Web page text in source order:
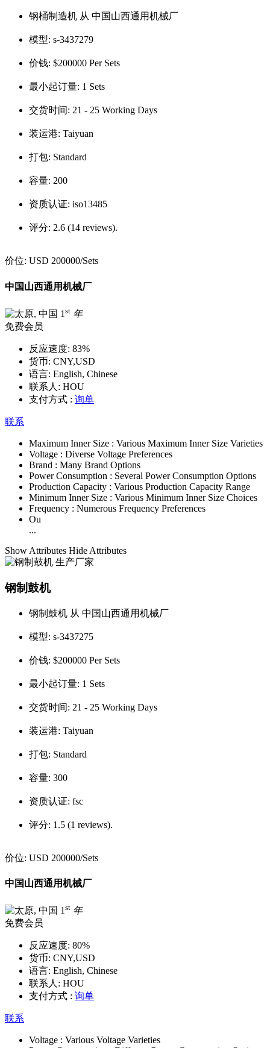
钢桶制造机 从 中国山西通用机械厂
模型: s-3437279
价钱: $200000 Per Sets
最小起订量: 1 Sets
交货时间: 21 - 25 Working Days
装运港: Taiyuan
打包: Standard
容量: 200
资质认证: iso13485
评分: 2.6 (14 reviews).
价位: USD 200000/Sets
中国山西通用机械厂
1 st 年
免费会员
反应速度: 83%
货币: CNY,USD
语言: English, Chinese
联系人: HOU
支付方式 : 询单
联系
Maximum Inner Size : Various Maximum Inner Size Varieties
Voltage : Diverse Voltage Preferences
Brand : Many Brand Options
Power Consumption : Several Power Consumption Options
Production Capacity : Various Production Capacity Range
Minimum Inner Size : Various Minimum Inner Size Choices
Frequency : Numerous Frequency Preferences
Ou
...
Show Attributes Hide Attributes
钢制鼓机
钢制鼓机 从 中国山西通用机械厂
模型: s-3437275
价钱: $200000 Per Sets
最小起订量: 1 Sets
交货时间: 21 - 25 Working Days
装运港: Taiyuan
打包: Standard
容量: 300
资质认证: fsc
评分: 1.5 (1 reviews).
价位: USD 200000/Sets
中国山西通用机械厂
1st 年
免费会员
反应速度: 80%
货币: CNY,USD
语言: English, Chinese
联系人: HOU
支付方式 : 询单
联系
Voltage : Various Voltage Varieties